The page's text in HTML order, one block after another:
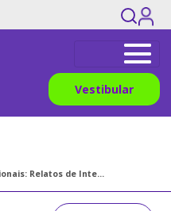
Vestibular
de Intercâmbio pela USF